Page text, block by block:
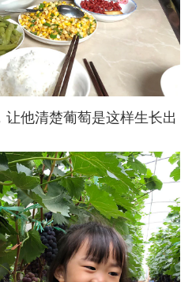
他清楚葡萄是这样生长出